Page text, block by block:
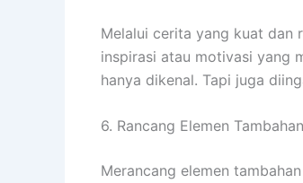
Melalui cerita yang kuat dan
inspirasi atau motivasi yang
hanya dikenal. Tapi juga
6. Rancang Elemen Tambahan
Merancang elemen